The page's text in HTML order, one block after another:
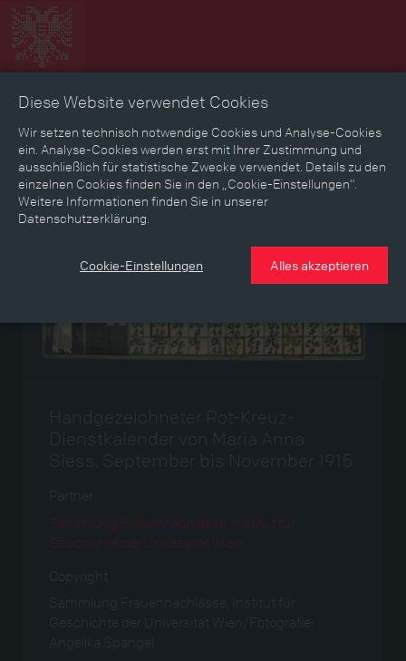
Zeitbild Zeitreise Landkarte Erinnerungen
Mediathek Textmodus
Medium
Handgezeichneter Rot-Kreuz-
Dienstkalender von Maria Anna
Siess, September bis November 1915
Partner
Sammlung Frauennachlässe, Institut für
Geschichte der Universität Wien
Copyright
Sammlung Frauennachlässe, Institut für
Geschichte der Universität Wien/Fotografie:
Angelika Spangel
Diese Website verwendet Cookies
Wir setzen technisch notwendige Cookies und Analyse-Cookies
ein. Analyse-Cookies werden erst mit Ihrer Zustimmung und
ausschließlich für statistische Zwecke verwendet. Details zu den
einzelnen Cookies finden Sie in den „Cookie-Einstellungen“.
Weitere Informationen finden Sie in unserer
Datenschutzerklärung.
Cookie-Einstellungen Alles akzeptieren